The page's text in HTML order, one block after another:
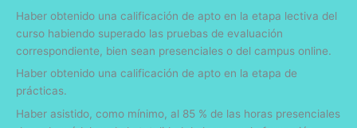
Haber obtenido una calificación de apto en la etapa lectiva del
curso habiendo superado las pruebas de evaluación
correspondiente, bien sean presenciales o del campus online.
Haber obtenido una calificación de apto en la etapa de
prácticas.
Haber asistido, como mínimo, al 85 % de las horas presenciales